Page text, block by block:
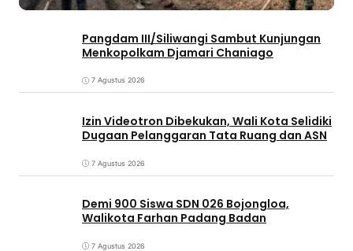
Pangdam III/Siliwangi Sambut Kunjungan
Menkopolkam Djamari Chaniago
7 Agustus 2026
Izin Videotron Dibekukan, Wali Kota Selidiki
Dugaan Pelanggaran Tata Ruang dan ASN
7 Agustus 2026
Demi 900 Siswa SDN 026 Bojongloa,
Walikota Farhan Padang Badan
7 Agustus 2026